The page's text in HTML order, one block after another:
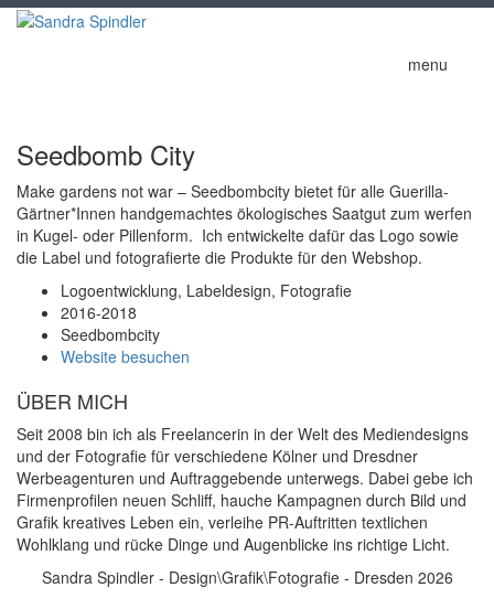
menu
Seedbomb City
Make gardens not war – Seedbombcity bietet für alle Guerilla-
Gärtner*Innen handgemachtes ökologisches Saatgut zum werfen
in Kugel- oder Pillenform. Ich entwickelte dafür das Logo sowie
die Label und fotografierte die Produkte für den Webshop.
Logoentwicklung, Labeldesign, Fotografie
2016-2018
Seedbombcity
Website besuchen
ÜBER MICH
Seit 2008 bin ich als Freelancerin in der Welt des Mediendesigns
und der Fotografie für verschiedene Kölner und Dresdner
Werbeagenturen und Auftraggebende unterwegs. Dabei gebe ich
Firmenprofilen neuen Schliff, hauche Kampagnen durch Bild und
Grafik kreatives Leben ein, verleihe PR-Auftritten textlichen
Wohlklang und rücke Dinge und Augenblicke ins richtige Licht.
Sandra Spindler - Design\Grafik\Fotografie - Dresden 2026